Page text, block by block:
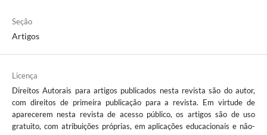
Seção
Artigos
Licença
Direitos Autorais para artigos publicados nesta revista são do autor,
com direitos de primeira publicação para a revista. Em virtude de
aparecerem nesta revista de acesso público, os artigos são de uso
gratuito, com atribuições próprias, em aplicações educacionais e não-